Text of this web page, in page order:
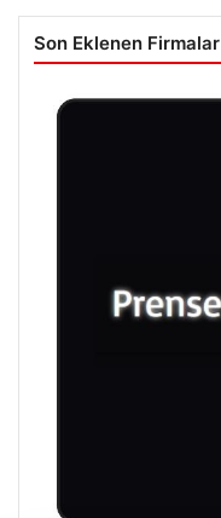
Son Eklenen Firmalar